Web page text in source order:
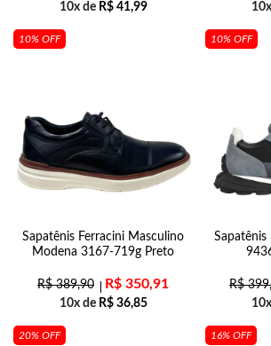
10x de R$41,99
10% OFF
Sapatênis Ferracini Masculino
Modena 3167-719g Preto
R$389,90 R$ 350,91
10x de R$36,85
10% OFF
Sapatênis
R$
20% OFF 16% OFF